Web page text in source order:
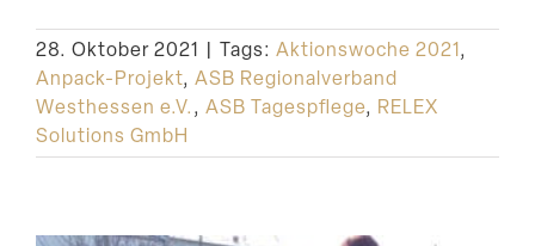
28. Oktober 2021 | Tags: Aktionswoche 2021,
Anpack-Projekt, ASB Regionalverband
Westhessen e.V., ASB Tagespflege, RELEX
Solutions GmbH